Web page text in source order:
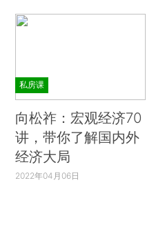
私房课
向松祚：宏观经济70
讲，带你了解国内外
经济大局
2022年04月06日